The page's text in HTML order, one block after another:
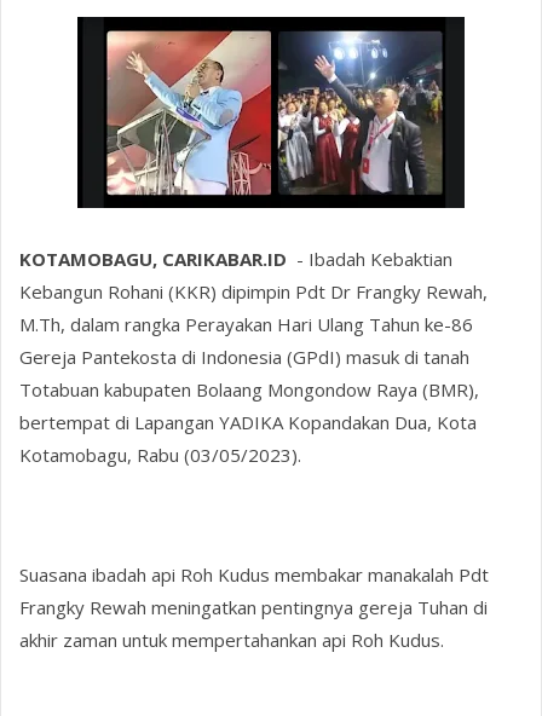
KOTAMOBAGU, CARIKABAR.ID - Ibadah Kebaktian
Kebangun Rohani (KKR) dipimpin Pdt Dr Frangky Rewah,
M.Th, dalam rangka Perayakan Hari Ulang Tahun ke-86
Gereja Pantekosta di Indonesia (GPdI) masuk di tanah
Totabuan kabupaten Bolaang Mongondow Raya (BMR),
bertempat di Lapangan YADIKA Kopandakan Dua, Kota
Kotamobagu, Rabu (03/05/2023).
Suasana ibadah api Roh Kudus membakar manakalah Pdt
Frangky Rewah meningatkan pentingnya gereja Tuhan di
akhir zaman untuk mempertahankan api Roh Kudus.